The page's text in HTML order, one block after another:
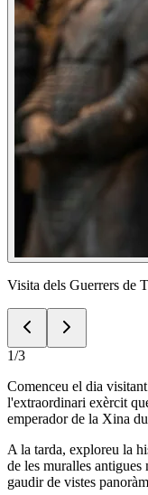
Visita dels Guerrers de
1/3
Comenceu el dia
l'extraordinari exèrcit
emperador de la Xina
A la tarda, exploreu la
de les muralles antigues
gaudir de vistes